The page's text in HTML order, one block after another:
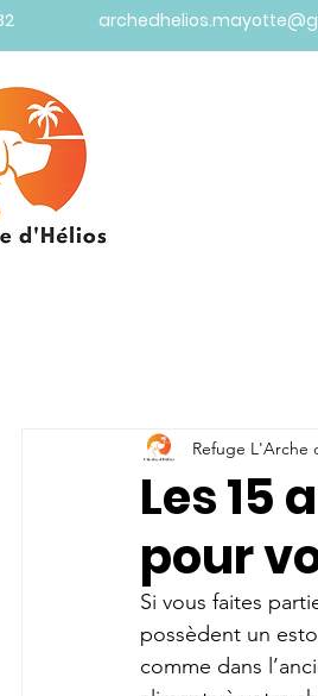
Les 15
pour
Refuge L'Arche
Si vous faites
possèdent un
comme dans